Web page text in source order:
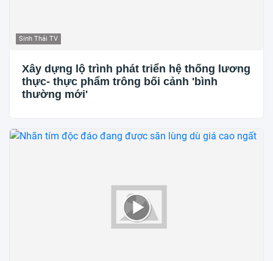
Sinh Thái TV
Xây dựng lộ trình phát triển hệ thống lương
thực- thực phẩm trông bối cảnh 'bình
thường mới'